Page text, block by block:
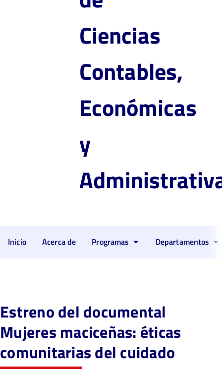
Ciencias
Contables,
Económicas
y
Inicio Acerca de Programas Departamentos
Estreno del documental
Mujeres maciceñas: éticas
comunitarias del cuidado